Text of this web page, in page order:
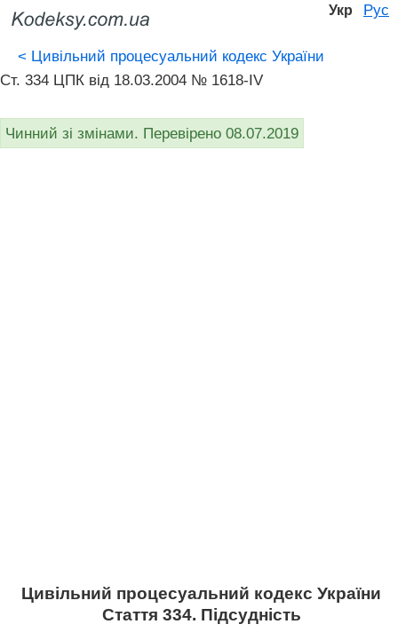
Укр Рус
< Цивільний процесуальний кодекс України
Ст. 334 ЦПК від 18.03.2004 № 1618-IV
Чинний зі змінами. Перевірено 08.07.2019
Цивільний процесуальний кодекс України
Стаття 334. Підсудність